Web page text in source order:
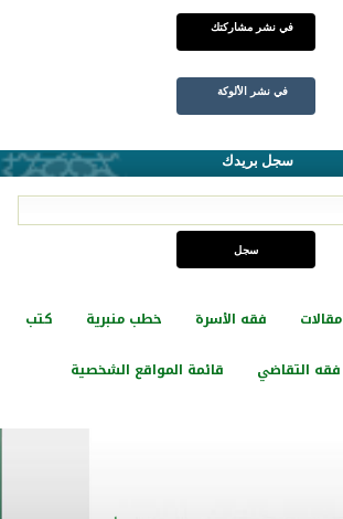
في نشر مشاركتك
في نشر الألوكة
سجل بريدك
مقالات فقه الأسرة خطب منبرية كتب
فقه التقاضي قائمة المواقع الشخصية